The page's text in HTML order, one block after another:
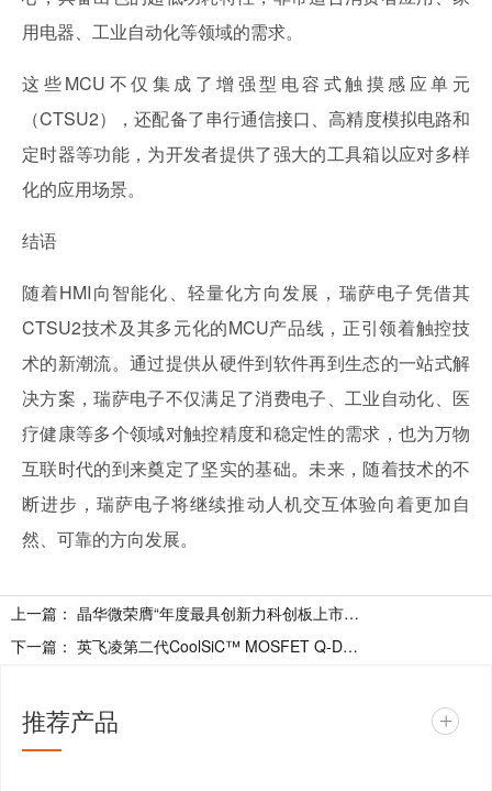
用电器、工业自动化等领域的需求。
这些MCU不仅集成了增强型电容式触摸感应单元
（CTSU2），还配备了串行通信接口、高精度模拟电路和
定时器等功能，为开发者提供了强大的工具箱以应对多样
化的应用场景。
结语
随着HMI向智能化、轻量化方向发展，瑞萨电子凭借其
CTSU2技术及其多元化的MCU产品线，正引领着触控技
术的新潮流。通过提供从硬件到软件再到生态的一站式解
决方案，瑞萨电子不仅满足了消费电子、工业自动化、医
疗健康等多个领域对触控精度和稳定性的需求，也为万物
互联时代的到来奠定了坚实的基础。未来，随着技术的不
断进步，瑞萨电子将继续推动人机交互体验向着更加自
然、可靠的方向发展。
上一篇：
晶华微荣膺“年度最具创新力科创板上市公司
下一篇：
英飞凌第二代CoolSiC™ MOSFET Q-DPAK封装详解
推荐产品 +